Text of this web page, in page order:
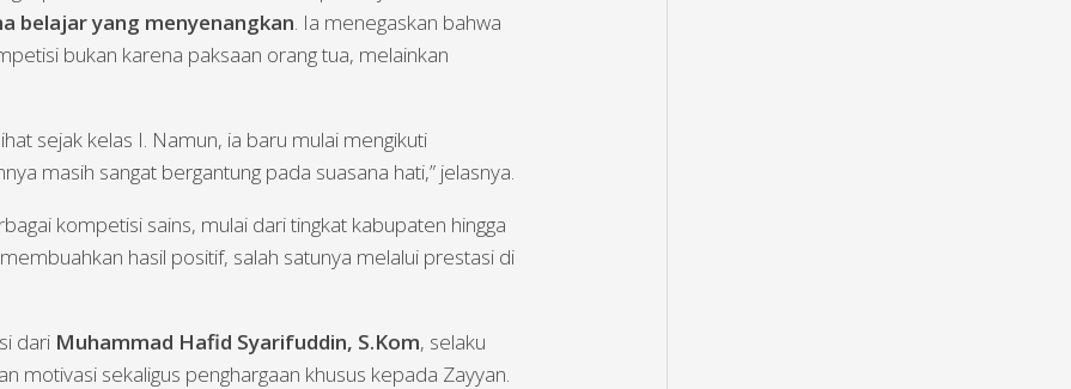
belajar yang menyenangkan. Ia menegaskan bahwa
bukan karena paksaan orang tua, melainkan
sejak kelas I. Namun, ia baru mulai mengikuti
masih sangat bergantung pada suasana hati,” jelasnya.
kompetisi sains, mulai dari tingkat kabupaten hingga
hasil positif, salah satunya melalui prestasi di
dari Muhammad Hafid Syarifuddin, S.Kom, selaku
motivasi sekaligus penghargaan khusus kepada Zayyan.